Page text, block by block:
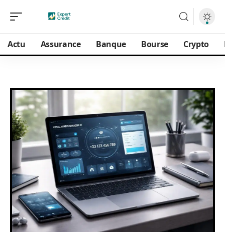
Actu Assurance Banque Bourse Crypto